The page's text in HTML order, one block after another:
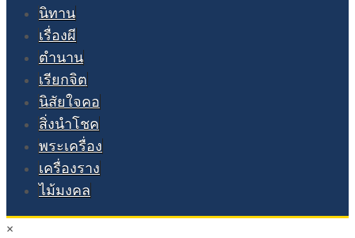
นิทาน
เรื่องผี
ตำนาน
เรียกจิต
นิสัยใจคอ
สิ่งนำโชค
พระเครื่อง
เครื่องราง
ไม้มงคล
×